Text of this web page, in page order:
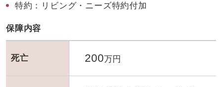
特約：リビング・ニーズ特約付加
保障内容
死亡 200万円